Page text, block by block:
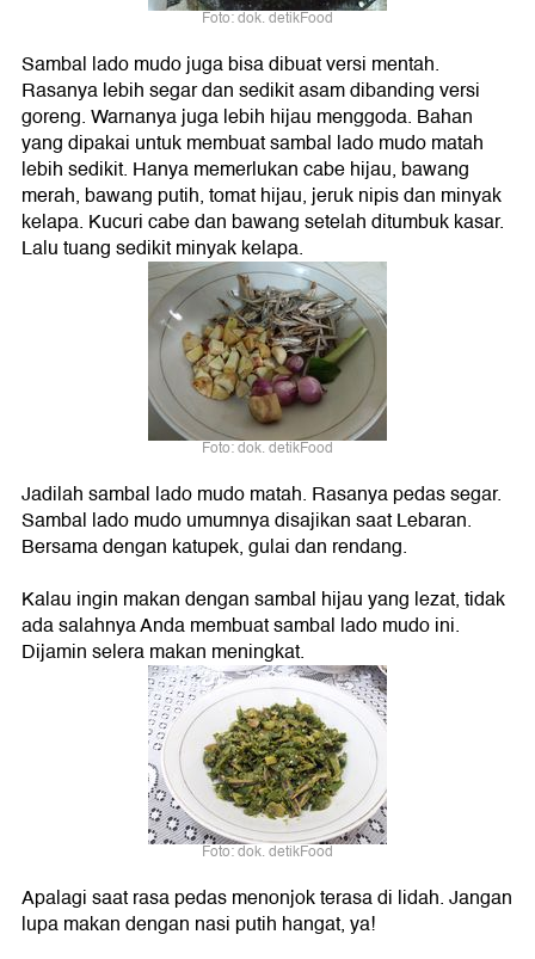
Foto: dok. detikFood
Sambal lado mudo juga bisa dibuat versi mentah.
Rasanya lebih segar dan sedikit asam dibanding versi
goreng. Warnanya juga lebih hijau menggoda. Bahan
yang dipakai untuk membuat sambal lado mudo matah
lebih sedikit. Hanya memerlukan cabe hijau, bawang
merah, bawang putih, tomat hijau, jeruk nipis dan minyak
kelapa. Kucuri cabe dan bawang setelah ditumbuk kasar.
Lalu tuang sedikit minyak kelapa.
Foto: dok. detikFood
Jadilah sambal lado mudo matah. Rasanya pedas segar.
Sambal lado mudo umumnya disajikan saat Lebaran.
Bersama dengan katupek, gulai dan rendang.
Kalau ingin makan dengan sambal hijau yang lezat, tidak
ada salahnya Anda membuat sambal lado mudo ini.
Dijamin selera makan meningkat.
Foto: dok. detikFood
Apalagi saat rasa pedas menonjok terasa di lidah. Jangan
lupa makan dengan nasi putih hangat, ya!